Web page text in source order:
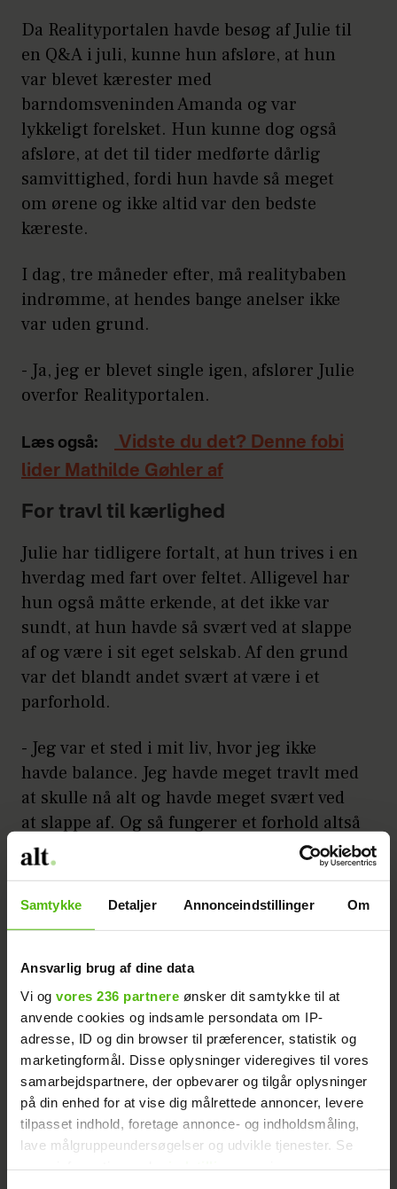
Samtykke Detaljer Annonceindstillinger Om
Ansvarlig brug af dine data
Vi og vores 236 partnere ønsker dit samtykke til at
anvende cookies og indsamle persondata om IP-
adresse, ID og din browser til præferencer, statistik og
marketingformål. Disse oplysninger videregives til vores
samarbejdspartnere, der opbevarer og tilgår oplysninger
på din enhed for at vise dig målrettede annoncer, levere
tilpasset indhold, foretage annonce- og indholdsmåling,
lave målgruppeundersøgelser og udvikle tjenester. Se
Da Realityportalen havde besøg af Julie til
en Q&A i juli, kunne hun afsløre, at hun
var blevet kærester med
barndomsveninden Amanda og var
lykkeligt forelsket. Hun kunne dog også
afsløre, at det til tider medførte dårlig
samvittighed, fordi hun havde så meget
om ørene og ikke altid var den bedste
kæreste.
I dag, tre måneder efter, må realitybaben
indrømme, at hendes bange anelser ikke
var uden grund.
- Ja, jeg er blevet single igen, afslører Julie
overfor Realityportalen.
Læs også:
Vidste du det? Denne fobi
lider Mathilde Gøhler af
For travl til kærlighed
Julie har tidligere fortalt, at hun trives i en
hverdag med fart over feltet. Alligevel har
hun også måtte erkende, at det ikke var
sundt, at hun havde så svært ved at slappe
af og være i sit eget selskab. Af den grund
var det blandt andet svært at være i et
parforhold.
- Jeg var et sted i mit liv, hvor jeg ikke
havde balance. Jeg havde meget travlt med
at skulle nå alt og havde meget svært ved
at slappe af. Og så fungerer et forhold altså
bare ikke, siger hun og fortsætter:
selv, hvordan skulle du så kunne være der
'Paradise'-stjernen arbejder nu på at udøve
selvkærlighed på sig selv og lære at nyde
sit eget selskab.
Annonce